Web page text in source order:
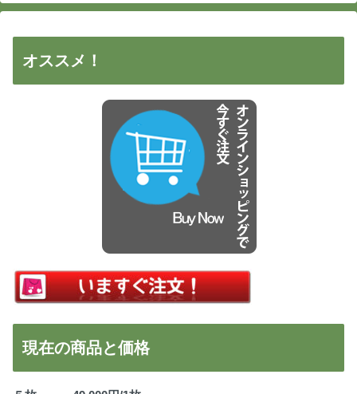
オススメ！
現在の商品と価格